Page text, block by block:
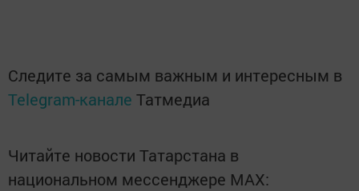
Следите за самым важным и интересным в
Telegram-канале Татмедиа
Читайте новости Татарстана в
национальном мессенджере MАХ: